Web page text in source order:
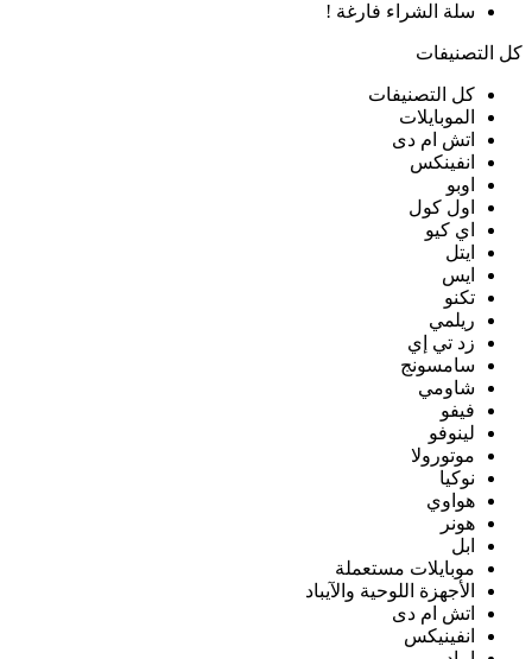
سلة الشراء فارغة !
كل التصنيفات
كل التصنيفات
الموبايلات
اتش ام دى
انفينكس
اوبو
اول كول
اي كيو
ايتل
ايس
تكنو
ريلمي
زد تي إي
سامسونج
شاومي
فيفو
لينوفو
موتورولا
نوكيا
هواوي
هونر
ابل
موبايلات مستعملة
الأجهزة اللوحية والآيباد
اتش ام دى
انفينيكس